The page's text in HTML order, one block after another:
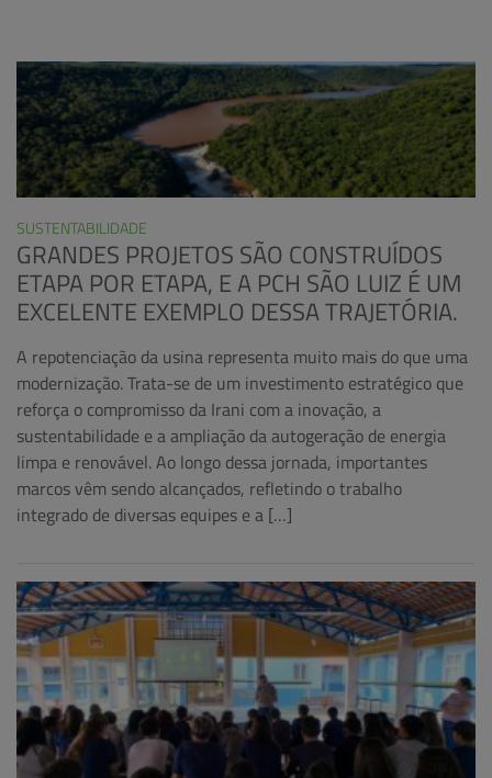
SUSTENTABILIDADE
GRANDES PROJETOS SÃO CONSTRUÍDOS
ETAPA POR ETAPA, E A PCH SÃO LUIZ É UM
EXCELENTE EXEMPLO DESSA TRAJETÓRIA.
A repotenciação da usina representa muito mais do que uma
modernização. Trata-se de um investimento estratégico que
reforça o compromisso da Irani com a inovação, a
sustentabilidade e a ampliação da autogeração de energia
limpa e renovável. Ao longo dessa jornada, importantes
marcos vêm sendo alcançados, refletindo o trabalho
integrado de diversas equipes e a […]